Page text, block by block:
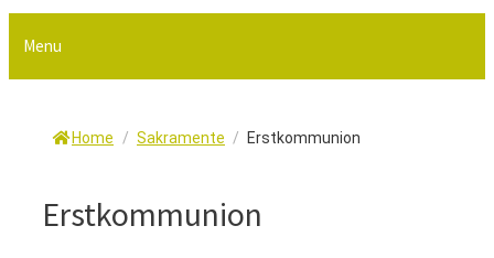
Menu
Home / Sakramente / Erstkommunion
Erstkommunion